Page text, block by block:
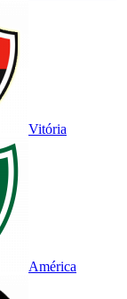
Vitória
América